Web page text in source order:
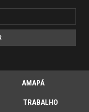
AMAPÁ
TRABALHO